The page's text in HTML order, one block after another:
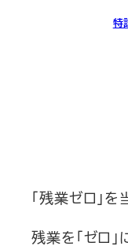
特
「残業ゼロ」
残業を「ゼロ